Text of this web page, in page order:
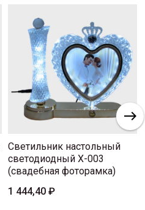
Светильник настольный
светодиодный X-003
(свадебная фоторамка)
1 444,40 ₽